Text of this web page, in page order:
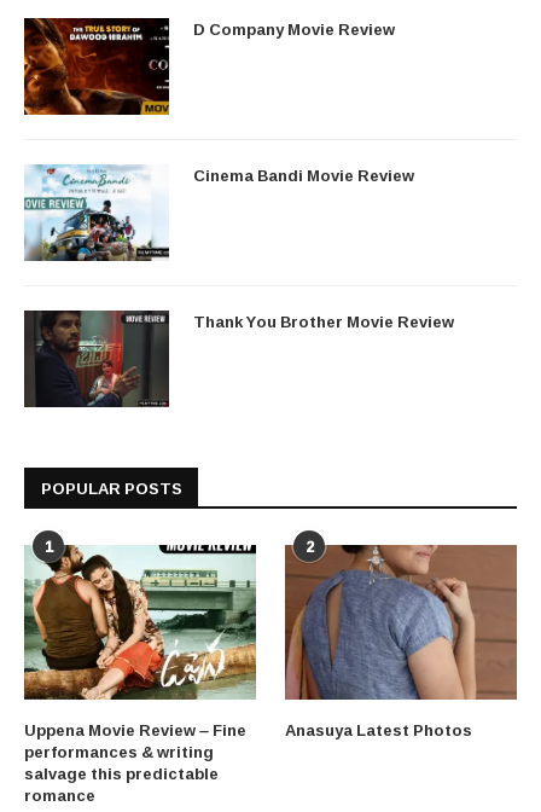
D Company Movie Review
Cinema Bandi Movie Review
Thank You Brother Movie Review
POPULAR POSTS
1
Uppena Movie Review – Fine
performances & writing
salvage this predictable
romance
2
Anasuya Latest Photos